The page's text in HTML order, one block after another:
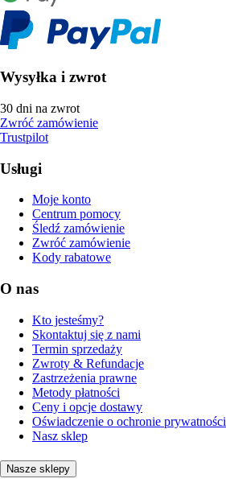
Wysyłka i zwrot
30 dni na zwrot
Zwróć zamówienie
Trustpilot
Usługi
Moje konto
Centrum pomocy
Śledź zamówienie
Zwróć zamówienie
Kody rabatowe
O nas
Kto jesteśmy?
Skontaktuj się z nami
Termin sprzedaży
Zwroty & Refundacje
Zastrzeżenia prawne
Metody płatności
Ceny i opcje dostawy
Oświadczenie o ochronie prywatności
Nasz sklep
Nasze sklepy